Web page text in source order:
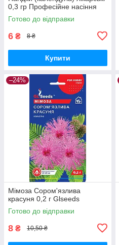
0,3 гр Професійне насіння
Готово до відправки
6 ₴ 8 ₴
Купити
–24%
Мімоза Сором'язлива
красуня 0,2 г Glseeds
Готово до відправки
8 ₴ 10,50 ₴